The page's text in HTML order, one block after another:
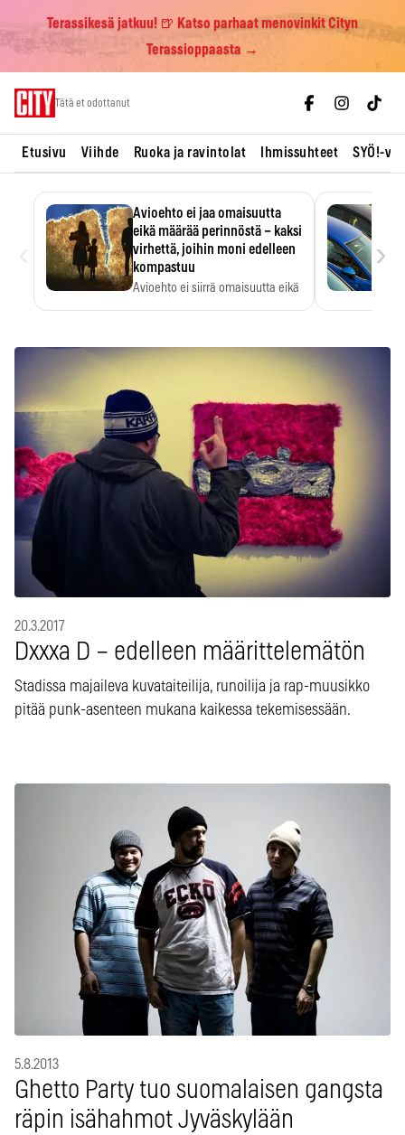
Terassikesä jatkuu! 🍺 Katso parhaat menovinkit Cityn
Terassioppaasta →
Tätä et odottanut
Etusivu Viihde Ruoka ja ravintolat Ihmissuhteet SYÖ!-
Avioehto ei jaa omaisuutta
eikä määrää perinnöstä – kaksi
virhettä, joihin moni edelleen
kompastuu
Avioehto ei siirrä omaisuutta eikä
›
20.3.2017
Dxxxa D – edelleen määrittelemätön
Stadissa majaileva kuvataiteilija, runoilija ja rap-muusikko
pitää punk-asenteen mukana kaikessa tekemisessään.
5.8.2013
Ghetto Party tuo suomalaisen gangsta
räpin isähahmot Jyväskylään